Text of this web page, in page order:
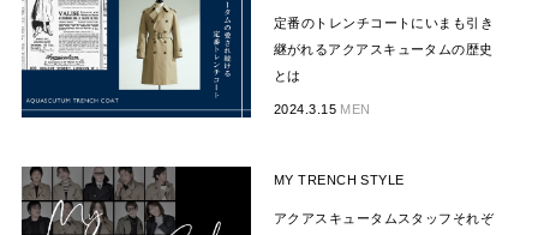
定番のトレンチコートにいまも引き
継がれるアクアスキュータムの歴史
とは
2024.3.15 MEN
MY TRENCH STYLE
アクアスキュータムスタッフそれぞ